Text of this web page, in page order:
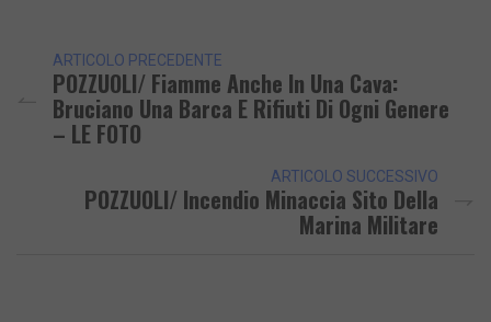
ARTICOLO PRECEDENTE
POZZUOLI/ Fiamme Anche In Una Cava:
Bruciano Una Barca E Rifiuti Di Ogni Genere
– LE FOTO
ARTICOLO SUCCESSIVO
POZZUOLI/ Incendio Minaccia Sito Della
Marina Militare